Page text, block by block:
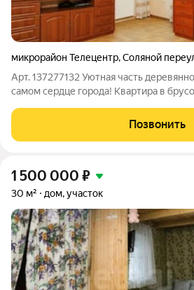
микрорайон Телецентр,Соляной
Арт. 137277132 Уютная часть
самом сердце города! Квартира в
преимущества брусового дома с
проживания. Описание: Идеальное
Позвонить
1 500 000 ₽
30 м² дом, участок